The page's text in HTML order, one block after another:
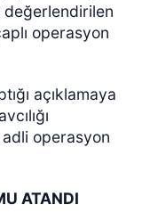
değerlendirilen
operasyon
açıklamaya
operasyon
ATANDI